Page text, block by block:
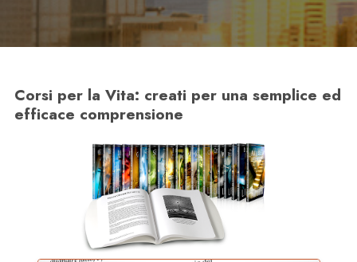
Corsi per la Vita: creati per una semplice ed
efficace comprensione